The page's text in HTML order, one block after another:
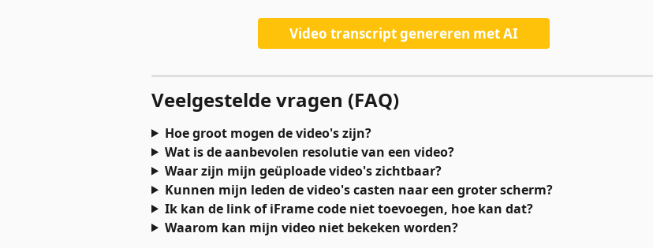
Video transcript genereren met AI
Veelgestelde vragen (FAQ)
Hoe groot mogen de video's zijn?
Wat is de aanbevolen resolutie van een video?
Waar zijn mijn geüploade video's zichtbaar?
Kunnen mijn leden de video's casten naar een groter scherm?
Ik kan de link of iFrame code niet toevoegen, hoe kan dat?
Waarom kan mijn video niet bekeken worden?